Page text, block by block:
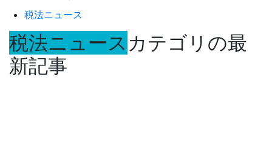
税法ニュース
税法ニュース カテゴリの最
新記事